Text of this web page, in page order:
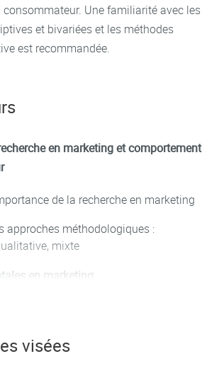
Une familiarité avec les
et bivariées et les méthodes
est recommandée.
en marketing et comportement
de la recherche en marketing
approches méthodologiques :
mixte
en marketing
en marketing : hypothèses,
: laboratoires, terrains, en
visées